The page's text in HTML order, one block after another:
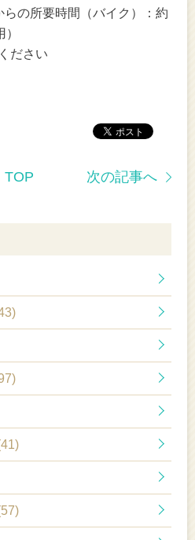
の所要時間（バイク）：約
ださい
TOP 次の記事へ